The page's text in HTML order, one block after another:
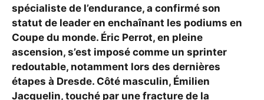
spécialiste de l’endurance, a confirmé son
statut de leader en enchaînant les podiums en
Coupe du monde. Éric Perrot, en pleine
ascension, s’est imposé comme un sprinter
redoutable, notamment lors des dernières
étapes à Dresde. Côté masculin, Émilien
Jacquelin, touché par une fracture de la